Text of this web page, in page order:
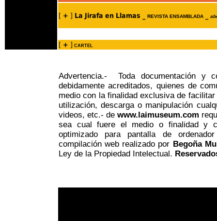
[ + ] La Jirafa en Llamas REVISTA ENSAMBLADA
[ + ] CARTEL
Advertencia.- Toda documentación y
debidamente acreditados, quienes de
medio con la finalidad exclusiva de
utilización, descarga o manipulación
videos, etc.- dewww.laimuseum.com
sea cual fuere el medio o finalidad y
optimizado para pantalla de
compilación web realizado por Begoña
Ley de la Propiedad Intelectual.